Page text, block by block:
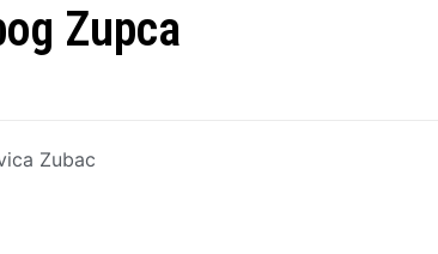
Zupca